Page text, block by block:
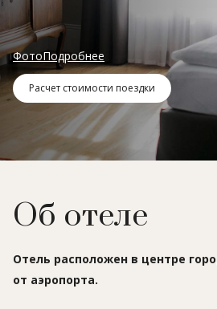
ФотоПодробнее
Расчет стоимости поездки
Об отеле
Отель расположен в центре
от аэропорта.